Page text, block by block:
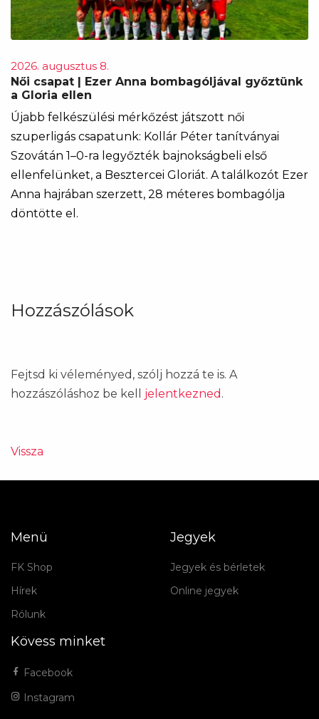
2026. augusztus 8.
Női csapat | Ezer Anna bombagóljával győztünk
a Gloria ellen
Újabb felkészülési mérkőzést játszott női
szuperligás csapatunk: Kollár Péter tanítványai
Szovátán 1–0-ra legyőzték bajnokságbeli első
ellenfelünket, a Besztercei Gloriát. A találkozót Ezer
Anna hajrában szerzett, 28 méteres bombagólja
döntötte el.
Hozzászólások
Fejtsd ki véleményed, szólj hozzá te is. A
hozzászóláshoz be kell jelentkezned .
Vissza
Menü
FK Shop
Hírek
Rólunk
Jegyek
Jegyek és bérletek
Online jegyek
Kövess minket
Facebook
Instagram